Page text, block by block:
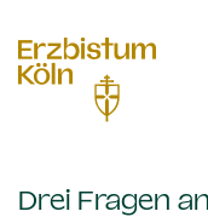
Drei Fragen